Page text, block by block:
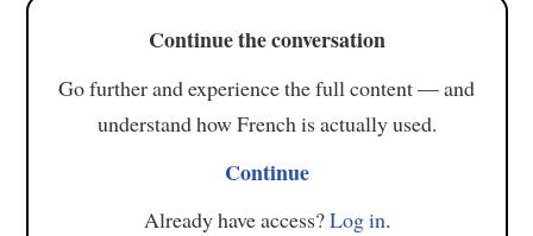
Continue the conversation
Go further and experience the full content — and
understand how French is actually used.
Continue
Already have access?Log in.